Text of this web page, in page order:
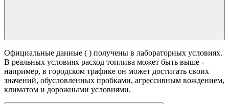
Официальные данные ( ) получены в лабораторных условиях.
В реальных условиях расход топлива может быть выше -
например, в городском трафике он может достигать своих
значений, обусловленных пробками, агрессивным вождением,
климатом и дорожными условиями.